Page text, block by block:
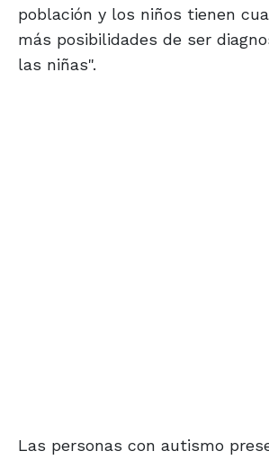
población y los niños tienen
más posibilidades de ser
las niñas".
Las personas con autismo